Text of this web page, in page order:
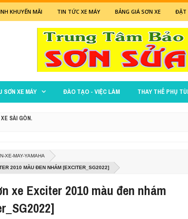
KHUYẾN MÃI TIN TỨC XE MÁY BẢNG GIÁ SƠN XE ĐẶT
SƠN XE MÁY ĐÀO TẠO - VIỆC LÀM THAY THẾ PHỤ
SÀI GÒN.
LÁ MẠ
ĐEN NHÁM CỰC ĐẸP
ĐEN
XE-MAY-YAMAHA
2010 MÀU ĐEN NHÁM [EXCITER_SG2022]
xe Exciter 2010 màu đen nhám